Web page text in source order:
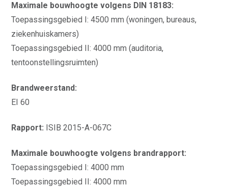
Maximale bouwhoogte volgens DIN 18183:
Toepassingsgebied I: 4500 mm (woningen, bureaus,
ziekenhuiskamers)
Toepassingsgebied II: 4000 mm (auditoria,
tentoonstellingsruimten)
Brandweerstand:
EI 60
Rapport: ISIB 2015-A-067C
Maximale bouwhoogte volgens brandrapport:
Toepassingsgebied I: 4000 mm
Toepassingsgebied II: 4000 mm